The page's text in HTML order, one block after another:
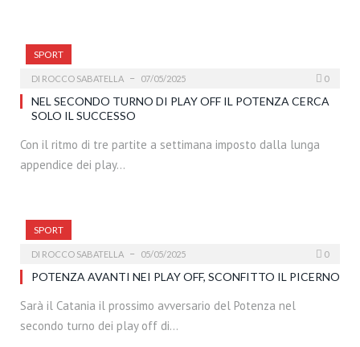
SPORT
DI ROCCO SABATELLA 07/05/2025 0
NEL SECONDO TURNO DI PLAY OFF IL POTENZA CERCA
SOLO IL SUCCESSO
Con il ritmo di tre partite a settimana imposto dalla lunga
appendice dei play…
SPORT
DI ROCCO SABATELLA 05/05/2025 0
POTENZA AVANTI NEI PLAY OFF, SCONFITTO IL PICERNO
Sarà il Catania il prossimo avversario del Potenza nel
secondo turno dei play off di…